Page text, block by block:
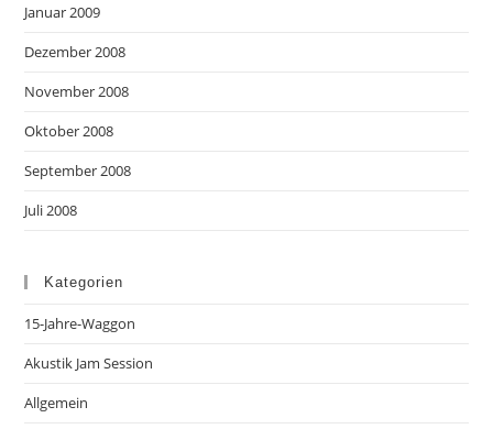
Januar 2009
Dezember 2008
November 2008
Oktober 2008
September 2008
Juli 2008
Kategorien
15-Jahre-Waggon
Akustik Jam Session
Allgemein